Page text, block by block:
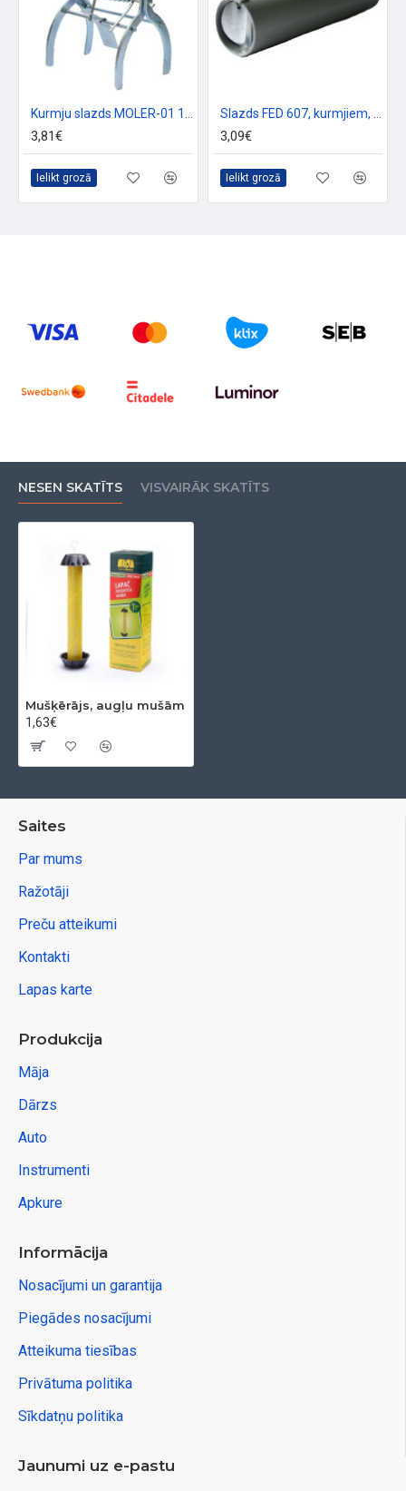
Kurmju slazds MOLER-01 14x11 cm
3,81€
Ielikt grozā
Slazds FED 607, kurmjiem, plastmasas
3,09€
Ielikt grozā
NESEN SKATĪTS VISVAIRĀK SKATĪTS
Mušķērājs, augļu mušām
1,63€
Saites
Par mums
Ražotāji
Preču atteikumi
Kontakti
Lapas karte
Produkcija
Māja
Dārzs
Auto
Instrumenti
Apkure
Informācija
Nosacījumi un garantija
Piegādes nosacījumi
Atteikuma tiesības
Privātuma politika
Sīkdatņu politika
Jaunumi uz e-pastu